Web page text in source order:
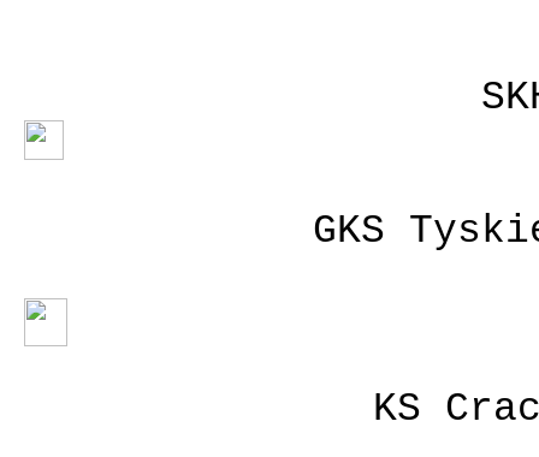
GKS
KS